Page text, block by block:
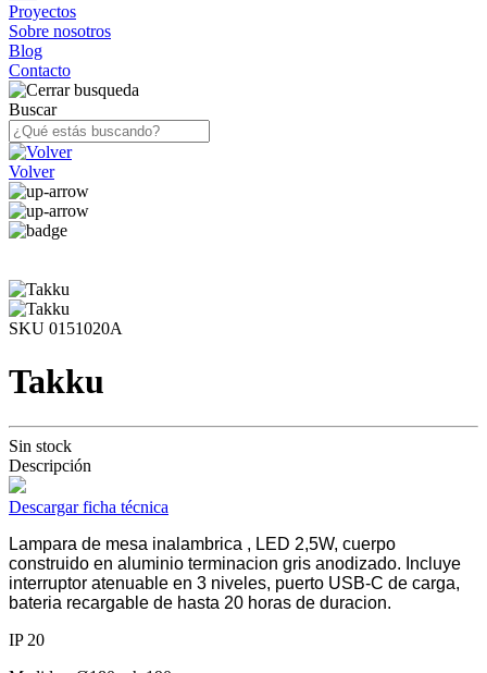
Proyectos
Sobre nosotros
Blog
Contacto
Buscar
Volver
SKU 0151020A
Takku
Sin stock
Descripción
Descargar ficha técnica
Lampara de mesa inalambrica , LED 2,5W, cuerpo
construido en aluminio terminacion gris anodizado. Incluye
interruptor atenuable en 3 niveles, puerto USB-C de carga,
bateria recargable de hasta 20 horas de duracion.
IP 20